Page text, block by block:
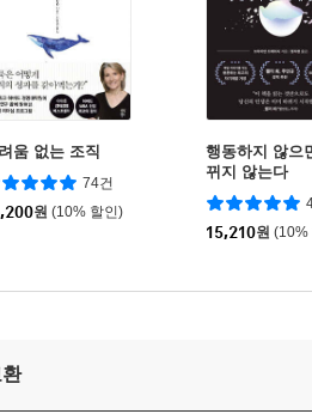
움 없는 조직
74건
원 (10% 할인)
행동하지 않으
뀌지 않는다
15,210원 (10%